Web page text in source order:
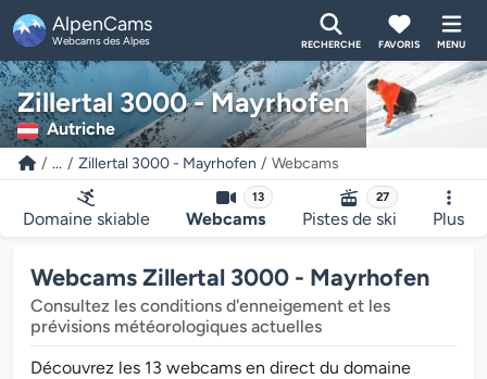
AlpenCams
Webcams des Alpes RECHERCHE FAVORIS MENU
Zillertal 3000 - Mayrhofen
Autriche
... Zillertal 3000 - Mayrhofen Webcams
Domaine skiable
13
Webcams
27
Pistes de ski Plus
Webcams Zillertal 3000 - Mayrhofen
Consultez les conditions d'enneigement et les
prévisions météorologiques actuelles
Découvrez les 13 webcams en direct du domaine